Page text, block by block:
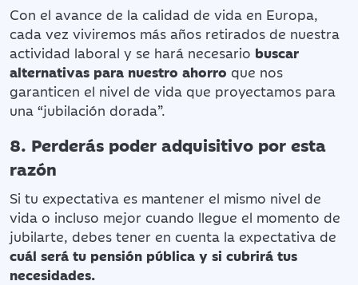
Con el avance de la calidad de vida en Europa,
cada vez viviremos más años retirados de nuestra
actividad laboral y se hará necesario buscar
alternativas para nuestro ahorro que nos
garanticen el nivel de vida que proyectamos para
una “jubilación dorada”.
8. Perderás poder adquisitivo por esta
razón
Si tu expectativa es mantener el mismo nivel de
vida o incluso mejor cuando llegue el momento de
jubilarte, debes tener en cuenta la expectativa de
cuál será tu pensión pública y si cubrirá tus
necesidades.